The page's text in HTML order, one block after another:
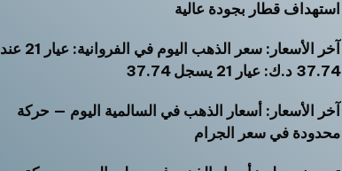
استهداف قطار بجودة عالية
آخر الأسعار: سعر الذهب اليوم في الفروانية: عيار 21 عند
37.74 د.ك: عيار 21 يسجل 37.74
آخر الأسعار: أسعار الذهب في السالمية اليوم — حركة
محدودة في سعر الجرام